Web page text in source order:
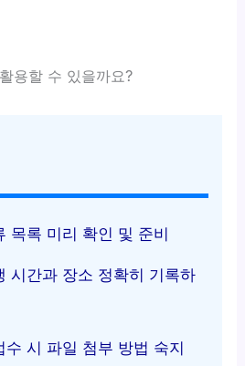
용할 수 있을까요?
목록 미리 확인 및 준비
시간과 장소 정확히 기록하
수 시 파일 첨부 방법 숙지